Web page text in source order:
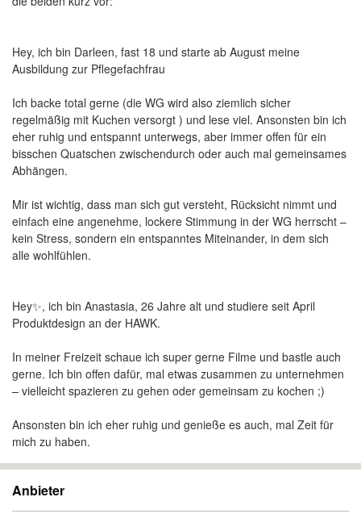
Hey, ich bin Darleen, fast 18 und starte ab August meine
Ausbildung zur Pflegefachfrau
Ich backe total gerne (die WG wird also ziemlich sicher
regelmäßig mit Kuchen versorgt ) und lese viel. Ansonsten bin ich
eher ruhig und entspannt unterwegs, aber immer offen für ein
bisschen Quatschen zwischendurch oder auch mal gemeinsames
Abhängen.
Mir ist wichtig, dass man sich gut versteht, Rücksicht nimmt und
einfach eine angenehme, lockere Stimmung in der WG herrscht –
kein Stress, sondern ein entspanntes Miteinander, in dem sich
alle wohlfühlen.
Hey✨, ich bin Anastasia, 26 Jahre alt und studiere seit April
Produktdesign an der HAWK.
In meiner Freizeit schaue ich super gerne Filme und bastle auch
gerne. Ich bin offen dafür, mal etwas zusammen zu unternehmen
– vielleicht spazieren zu gehen oder gemeinsam zu kochen ;)
Ansonsten bin ich eher ruhig und genieße es auch, mal Zeit für
mich zu haben.
Anbieter